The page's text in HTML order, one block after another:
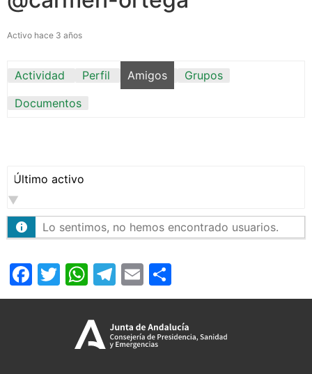
Activo hace 3 años
Actividad Perfil Amigos
Grupos
Documentos
Mostrar:
Lo sentimos, no hemos encontrado usuarios.
Facebook
Twitter
WhatsApp
Telegram
Email